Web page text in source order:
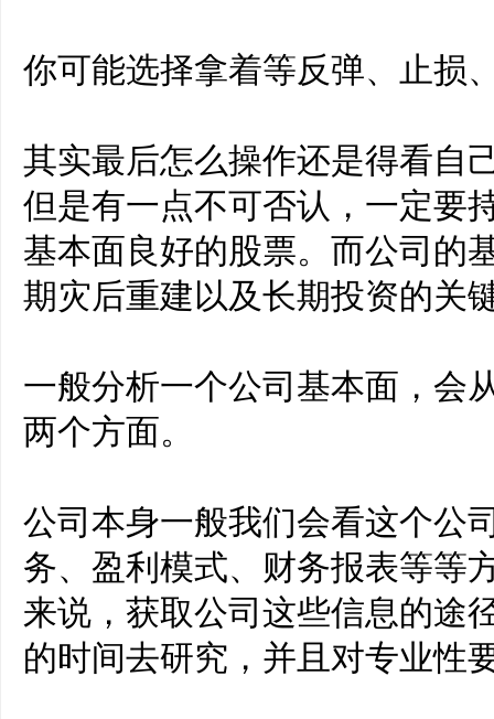
你可能选择拿着等反弹、止损
其实最后怎么操作还是得看自
但是有一点不可否认，一定要
基本面良好的股票。而公司的
期灾后重建以及长期投资的关
一般分析一个公司基本面，会
两个方面。
公司本身一般我们会看这个公
务、盈利模式、财务报表等等
来说，获取公司这些信息的途
的时间去研究，并且对专业性